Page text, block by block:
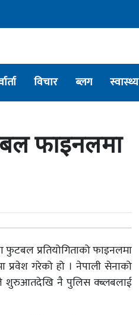
विचार ब्लग स्वास्थ्य
फाइनलमा
फुटबल प्रतियोगिताको फाइनलमा
गरेको हो । नेपाली सेनाको
शुरुआतदेखि नै पुलिस क्ब्लबलाई